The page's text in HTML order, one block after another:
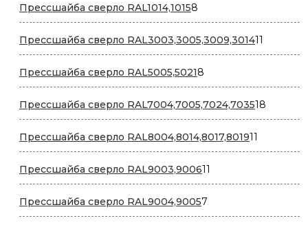
Прессшайба сверло RAL1014,10158
товаров
Прессшайба сверло RAL3003,3005,3009,301411
товаров
Прессшайба сверло RAL5005,50218
товаров
Прессшайба сверло RAL7004,7005,7024,703518
товаров
Прессшайба сверло RAL8004,8014,8017,801911
товаров
Прессшайба сверло RAL9003,900611
товаров
Прессшайба сверло RAL9004,90057
товаров